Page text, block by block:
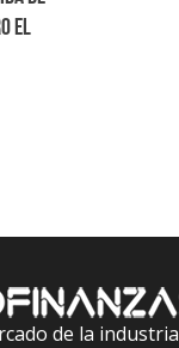
el
de la industria